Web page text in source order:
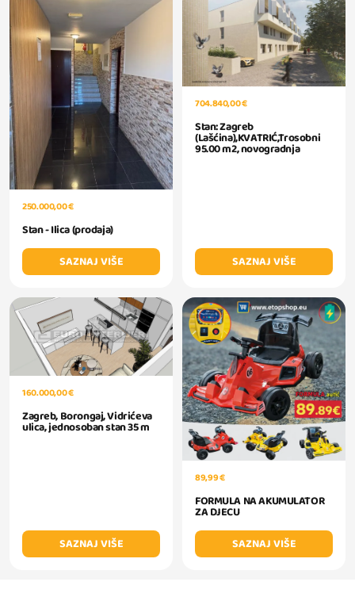
250.000,00 €
Stan - Ilica (prodaja)
SAZNAJ VIŠE
704.840,00 €
Stan: Zagreb
(Lašćina),KVATRIĆ,Trosobni
95.00 m2, novogradnja
SAZNAJ VIŠE
160.000,00 €
Zagreb, Borongaj, Vidrićeva
ulica, jednosoban stan 35 m
SAZNAJ VIŠE
89,99 €
FORMULA NA AKUMULATOR
ZA DJECU
SAZNAJ VIŠE